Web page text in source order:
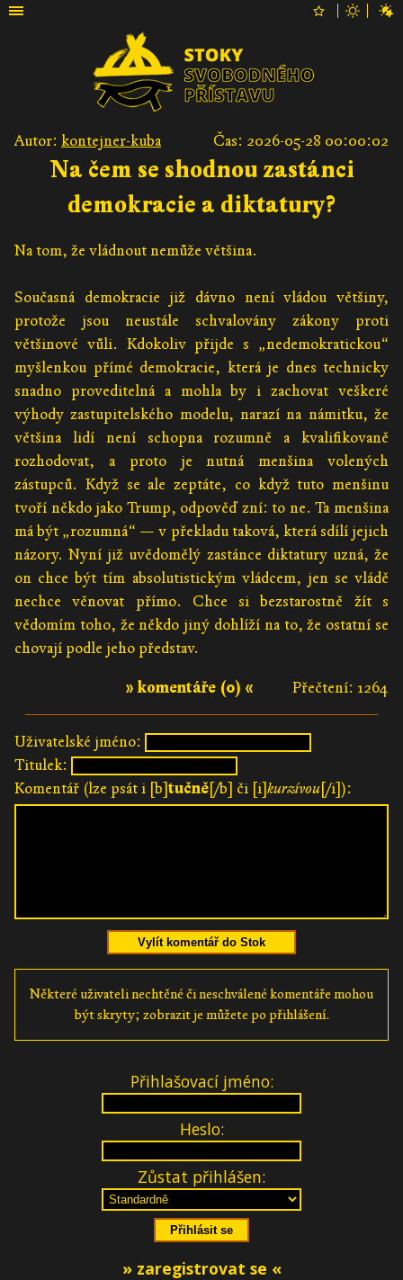
Autor: kontejner-kuba Čas: 2026-05-28 00:00:02
Na čem se shodnou zastánci
demokracie a diktatury?
Na tom, že vládnout nemůže většina.
Současná demokracie již dávno není vládou většiny,
protože jsou neustále schvalovány zákony proti
většinové vůli. Kdokoliv přijde s „nedemokratickou“
myšlenkou přímé demokracie, která je dnes technicky
snadno proveditelná a mohla by i zachovat veškeré
výhody zastupitelského modelu, narazí na námitku, že
většina lidí není schopna rozumně a kvalifikovaně
rozhodovat, a proto je nutná menšina volených
zástupců. Když se ale zeptáte, co když tuto menšinu
tvoří někdo jako Trump, odpověď zní: to ne. Ta menšina
má být „rozumná“ — v překladu taková, která sdílí jejich
názory. Nyní již uvědomělý zastánce diktatury uzná, že
on chce být tím absolutistickým vládcem, jen se vládě
nechce věnovat přímo. Chce si bezstarostně žít s
vědomím toho, že někdo jiný dohlíží na to, že ostatní se
chovají podle jeho představ.
Přečtení: 1264
» komentáře (0) «
Uživatelské jméno:
Titulek:
Komentář (lze psát i [b]tučně[/b] či [i]kurzívou[/i]):
Vylít komentář do Stok
Některé uživateli nechtěné či neschválené komentáře mohou
být skryty; zobrazit je můžete po přihlášení.
Přihlašovací jméno:
Heslo:
Zůstat přihlášen:
» zaregistrovat se «